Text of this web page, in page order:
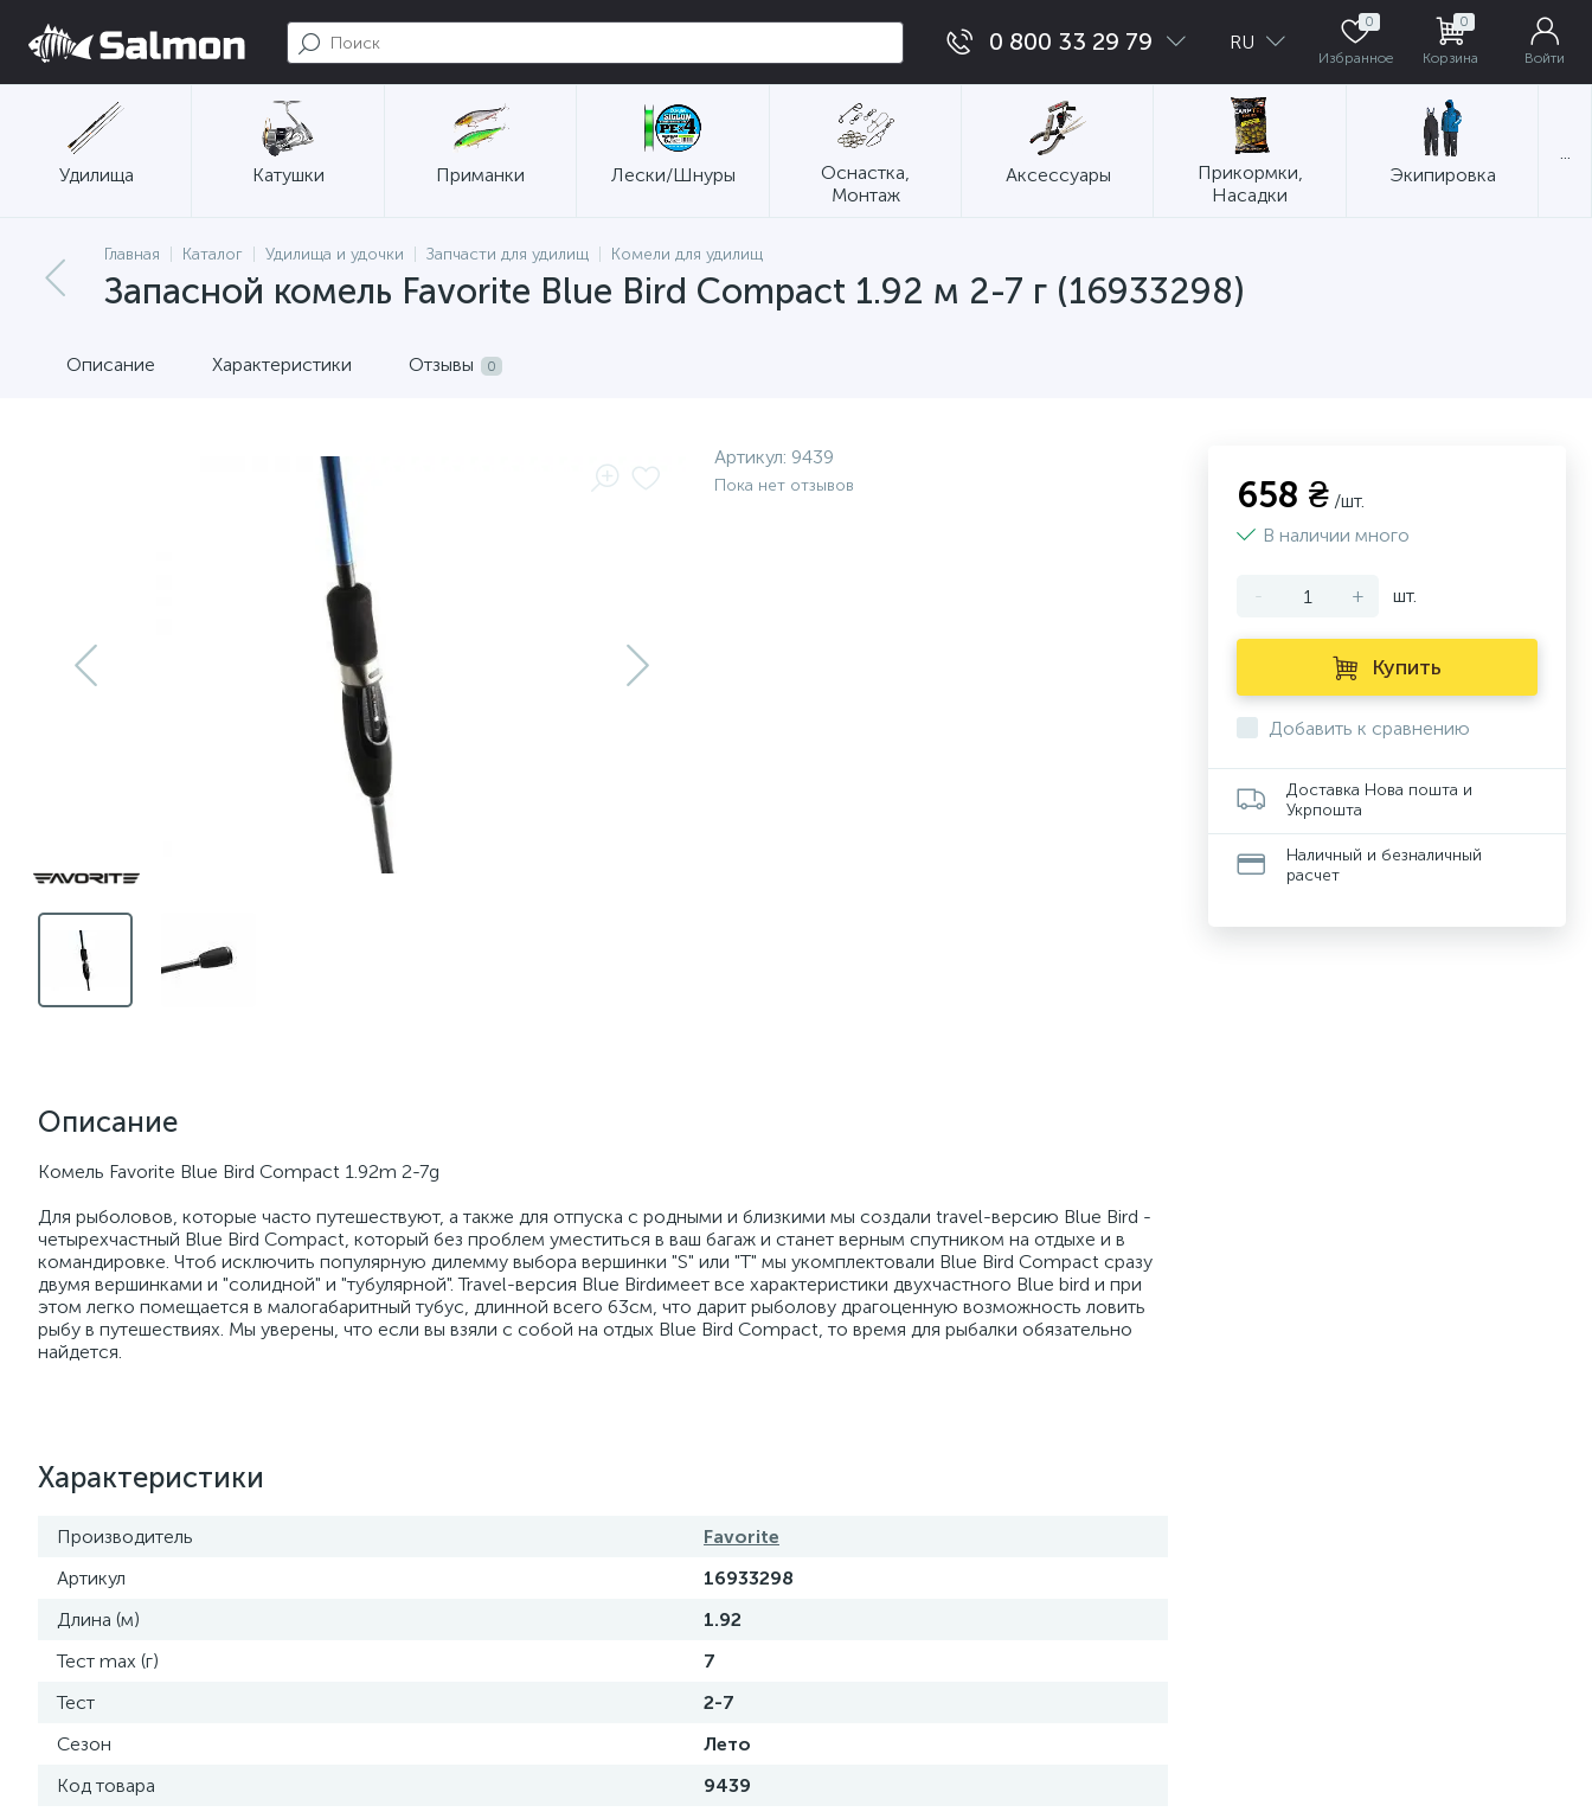
0 800 33 29 79 RU
0
Избранное
0
Корзина Войти
Удилища Катушки Приманки Лески/Шнуры
Оснастка,
Монтаж
Аксессуары
Прикормки,
Насадки
Экипировка
Главная Каталог Удилища и удочки Запчасти для удилищ Комели для удилищ
Запасной комель Favorite Blue Bird Compact 1.92 м 2-7 г (16933298)
Описание Характеристики Отзывы 0
Артикул: 9439
Пока нет отзывов
Описание
Комель Favorite Blue Bird Compact 1.92m 2-7g
Для рыболовов, которые часто путешествуют, а также для отпуска с родными и близкими мы создали travel-версию Blue Bird -
четырехчастный Blue Bird Compact, который без проблем уместиться в ваш багаж и станет верным спутником на отдыхе и в
командировке. Чтоб исключить популярную дилемму выбора вершинки "S" или "T" мы укомплектовали Blue Bird Compact сразу
двумя вершинками и "солидной" и "тубулярной". Travel-версия Blue Birdимеет все характеристики двухчастного Blue bird и при
этом легко помещается в малогабаритный тубус, длинной всего 63см, что дарит рыболову драгоценную возможность ловить
рыбу в путешествиях. Мы уверены, что если вы взяли с собой на отдых Blue Bird Compact, то время для рыбалки обязательно
найдется.
Характеристики
Производитель
Favorite
Артикул
16933298
Длина (м)
1.92
Тест max (г)
7
Тест
2-7
Сезон
Лето
Код товара
9439
658 ₴ /шт.
В наличии много
- + шт.
Купить
Добавить к сравнению
Доставка Нова пошта и
Укрпошта
Наличный и безналичный
расчет